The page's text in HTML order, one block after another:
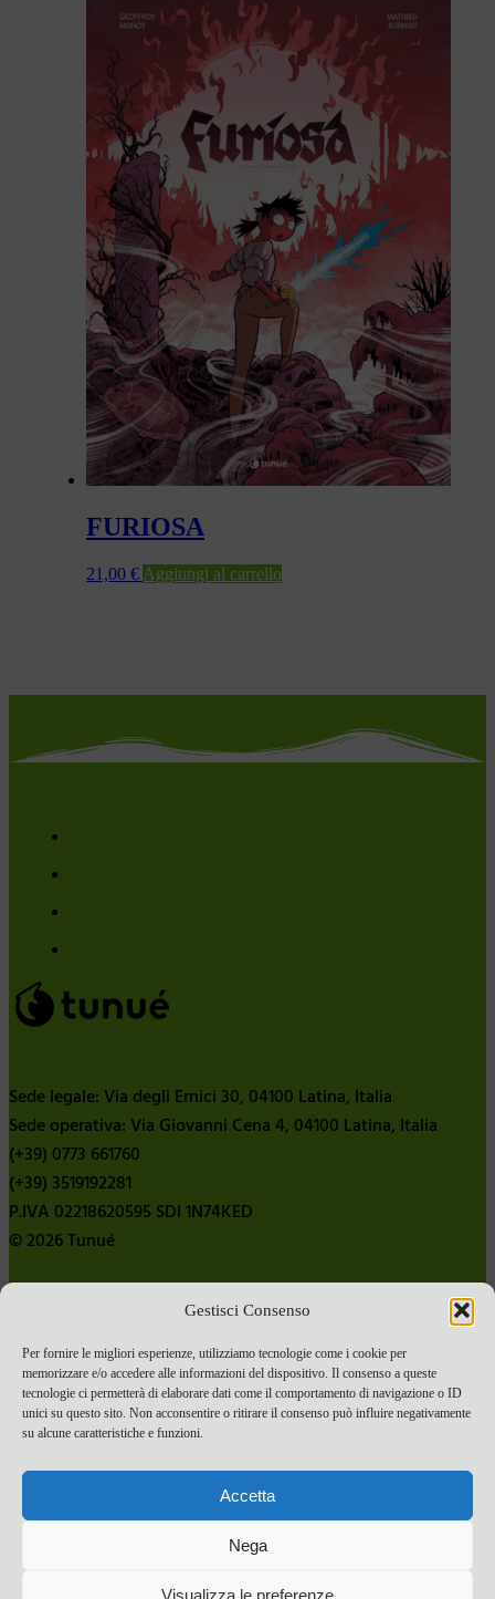
Gestisci Consenso
Per fornire le migliori esperienze, utilizziamo tecnologie come i cookie per
memorizzare e/o accedere alle informazioni del dispositivo. Il consenso a queste
tecnologie ci permetterà di elaborare dati come il comportamento di navigazione o ID
unici su questo sito. Non acconsentire o ritirare il consenso può influire negativamente
su alcune caratteristiche e funzioni.
Accetta
Nega
Visualizza le preferenze
FURIOSA
21,00 € Aggiungi al carrello
Sede legale: Via degli Ernici 30, 04100 Latina, Italia
Sede operativa: Via Giovanni Cena 4, 04100 Latina, Italia
(+39) 0773 661760
(+39) 3519192281
P.IVA 02218620595 SDI 1N74KED
© 2026 Tunué
Contatti
Pubblica con noi
Termini e condizioni e-commerce
Spese di spedizione
Privacy Policy